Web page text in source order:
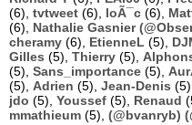
(6), tvtweet (6), loÃ¯c (6),
(6), Nathalie Gasnier
cheramy (6), EtienneL (5),
Gilles (5), Thierry (5),
(5), Sans_importance (5),
(5), Adrien (5), Jean-Denis (5),
jdo (5), Youssef (5), Renaud
mmathieum (5), (@bvanryb)